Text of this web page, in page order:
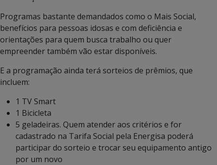
Programas bastante demandados como o Mais Social,
benefícios para pessoas idosas e com deficiência e
orientações para quem busca trabalho ou quer
empreender também vão estar disponíveis.
E a programação ainda terá sorteios de prêmios, que
incluem:
1 TV Smart
1 Bicicleta
5 geladeiras. Quem atender aos critérios e for
cadastrado na Tarifa Social pela Energisa poderá
participar do sorteio e trocar seu equipamento antigo
por um novo